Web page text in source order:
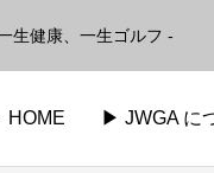
生健康、一生ゴルフ -
HOME ▶︎ JWGA に